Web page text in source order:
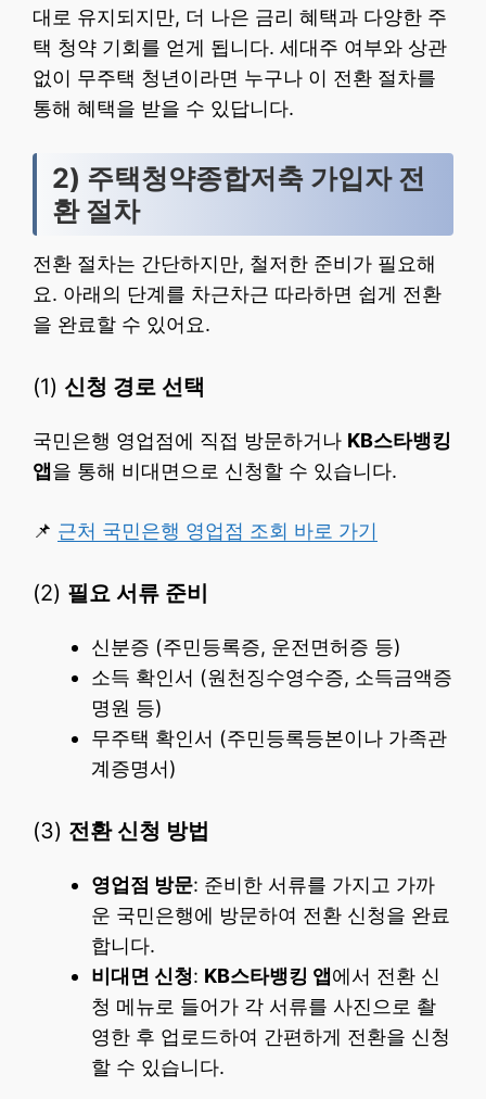
대로 유지되지만, 더 나은 금리 혜택과 다양한 주
택 청약 기회를 얻게 됩니다. 세대주 여부와 상관
없이 무주택 청년이라면 누구나 이 전환 절차를
통해 혜택을 받을 수 있답니다.
2) 주택청약종합저축 가입자 전
환 절차
전환 절차는 간단하지만, 철저한 준비가 필요해
요. 아래의 단계를 차근차근 따라하면 쉽게 전환
을 완료할 수 있어요.
(1) 신청 경로 선택
국민은행 영업점에 직접 방문하거나 KB스타뱅킹
앱 을 통해 비대면으로 신청할 수 있습니다.
📌 근처 국민은행 영업점 조회 바로 가기
(2) 필요 서류 준비
신분증 (주민등록증, 운전면허증 등)
소득 확인서 (원천징수영수증, 소득금액증
명원 등)
무주택 확인서 (주민등록등본이나 가족관
계증명서)
(3) 전환 신청 방법
영업점 방문: 준비한 서류를 가지고 가까
운 국민은행에 방문하여 전환 신청을 완료
합니다.
비대면 신청: KB스타뱅킹 앱 에서 전환 신
청 메뉴로 들어가 각 서류를 사진으로 촬
영한 후 업로드하여 간편하게 전환을 신청
할 수 있습니다.